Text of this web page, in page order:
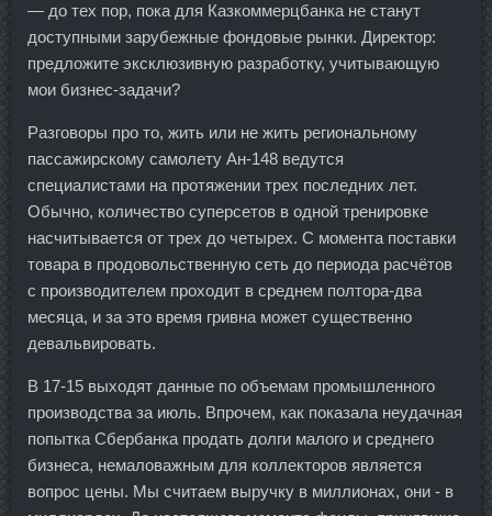
— до тех пор, пока для Казкоммерцбанка не станут
доступными зарубежные фондовые рынки. Директор:
предложите эксклюзивную разработку, учитывающую
мои бизнес-задачи?
Разговоры про то, жить или не жить региональному
пассажирскому самолету Ан-148 ведутся
специалистами на протяжении трех последних лет.
Обычно, количество суперсетов в одной тренировке
насчитывается от трех до четырех. С момента поставки
товара в продовольственную сеть до периода расчётов
с производителем проходит в среднем полтора-два
месяца, и за это время гривна может существенно
девальвировать.
В 17-15 выходят данные по объемам промышленного
производства за июль. Впрочем, как показала неудачная
попытка Сбербанка продать долги малого и среднего
бизнеса, немаловажным для коллекторов является
вопрос цены. Мы считаем выручку в миллионах, они - в